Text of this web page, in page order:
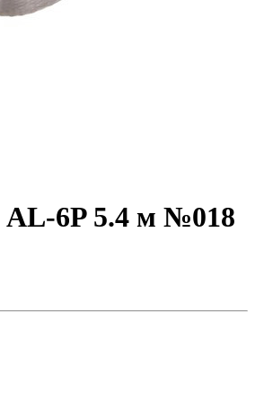
6P 5.4 м №018